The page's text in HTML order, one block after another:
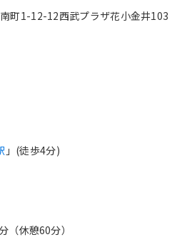
町1-12-12西武プラザ花小金井103
」(徒歩4分)
（休憩60分）